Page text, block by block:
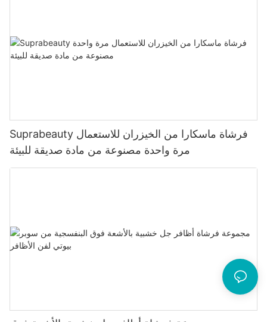
Suprabeauty فرشاة ماسكارا من الخيزران للاستعمال
مرة واحدة مصنوعة من مادة صديقة للبيئة